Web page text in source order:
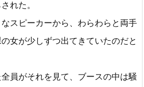
れた。
スピーカーから、わらわらと両手
女が少しずつ出てきていたのだと
員がそれを見て、ブースの中は騒